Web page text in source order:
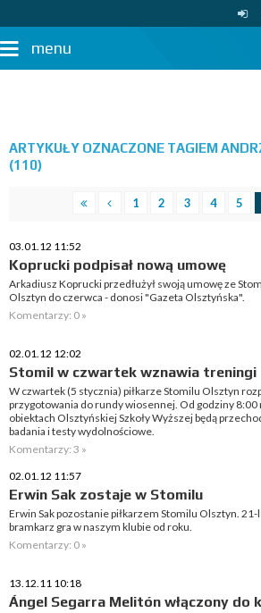
menu
ARTYKUŁY OZNACZONE TAGIEM
(110)
1 2 3 4 5
03.01.12 11:52
Koprucki podpisał nową umowę
Arkadiusz Koprucki przedłużył swoją umowę ze
Olsztyn do czerwca - donosi "Gazeta Olsztyńska".
Komentarzy: 0 »
02.01.12 12:02
Stomil w czwartek wznawia treningi
W czwartek (5 stycznia) piłkarze Stomilu Olsztyn
przygotowania do rundy wiosennej. Od godziny 8:00
obiektach Olsztyńskiej Szkoły Wyższej będą
badania i testy wydolnościowe.
Komentarzy: 3 »
02.01.12 11:57
Erwin Sak zostaje w Stomilu
Erwin Sak pozostanie piłkarzem Stomilu Olsztyn.
bramkarz gra w naszym klubie od roku.
Komentarzy: 0 »
13.12.11 10:18
Ángel Segarra Melitón włączony do